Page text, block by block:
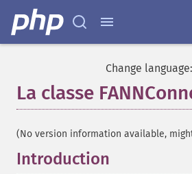
Change language:
La classe
(No version information available,
Introduction